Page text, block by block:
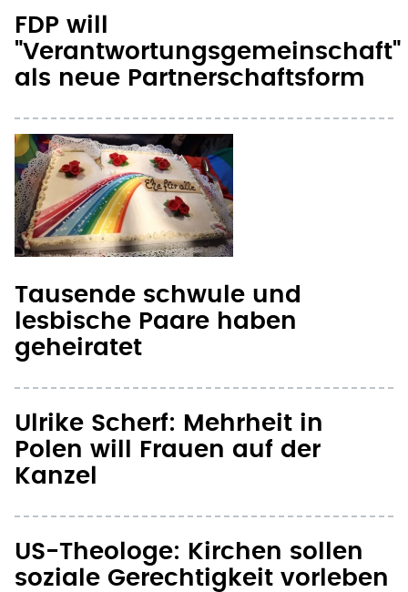
FDP will
"Verantwortungsgemeinschaft"
als neue Partnerschaftsform
Tausende schwule und
lesbische Paare haben
geheiratet
Ulrike Scherf: Mehrheit in
Polen will Frauen auf der
Kanzel
US-Theologe: Kirchen sollen
soziale Gerechtigkeit vorleben